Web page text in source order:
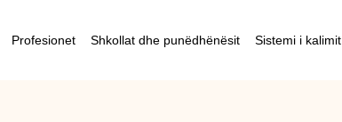
Profesionet Shkollat dhe punëdhënësit Sistemi i kalimit